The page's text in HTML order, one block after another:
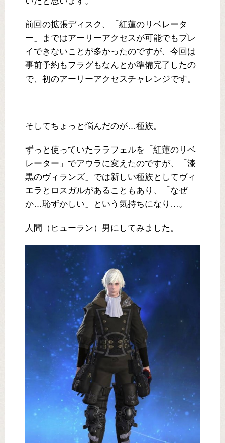
前回の拡張ディスク、「紅蓮のリベレータ
ー」まではアーリーアクセスが可能でもプレ
イできないことが多かったのですが、今回は
事前予約もフラグもなんとか準備完了したの
で、初のアーリーアクセスチャレンジです。
そしてちょっと悩んだのが…種族。
ずっと使っていたララフェルを「紅蓮のリベ
レーター」でアウラに変えたのですが、「漆
黒のヴィランズ」では新しい種族としてヴィ
エラとロスガルがあることもあり、「なぜ
か…恥ずかしい」という気持ちになり…。
人間（ヒューラン）男にしてみました。